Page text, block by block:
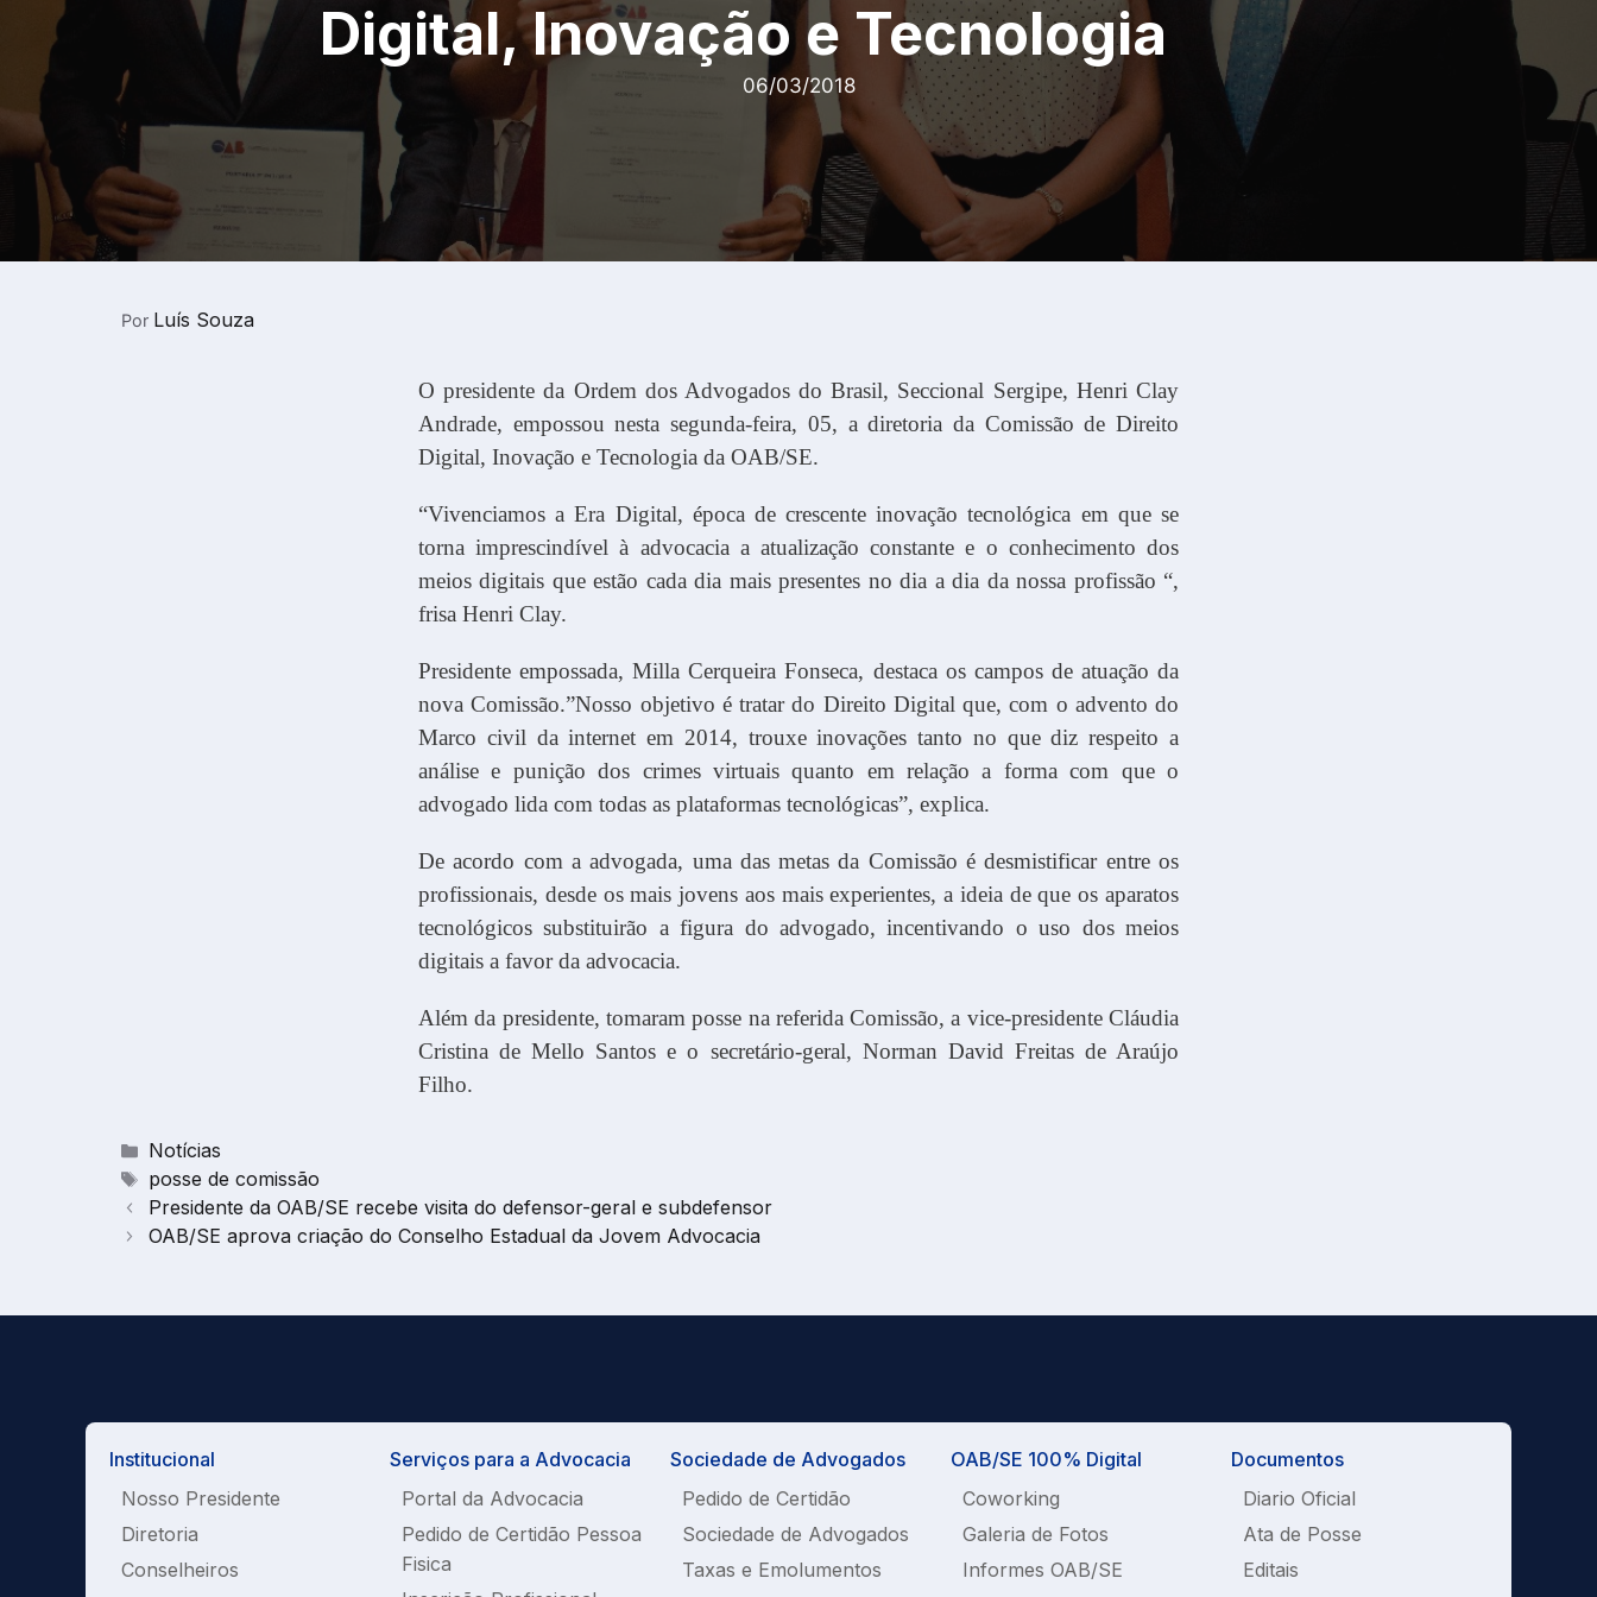
Digital, Inovação e Tecnologia
06/03/2018
Por Luís Souza
O presidente da Ordem dos Advogados do Brasil, Seccional Sergipe, Henri Clay
Andrade, empossou nesta segunda-feira, 05, a diretoria da Comissão de Direito
Digital, Inovação e Tecnologia da OAB/SE.
“Vivenciamos a Era Digital, época de crescente inovação tecnológica em que se
torna imprescindível à advocacia a atualização constante e o conhecimento dos
meios digitais que estão cada dia mais presentes no dia a dia da nossa profissão “,
frisa Henri Clay.
Presidente empossada, Milla Cerqueira Fonseca, destaca os campos de atuação da
nova Comissão.”Nosso objetivo é tratar do Direito Digital que, com o advento do
Marco civil da internet em 2014, trouxe inovações tanto no que diz respeito a
análise e punição dos crimes virtuais quanto em relação a forma com que o
advogado lida com todas as plataformas tecnológicas”, explica.
De acordo com a advogada, uma das metas da Comissão é desmistificar entre os
profissionais, desde os mais jovens aos mais experientes, a ideia de que os aparatos
tecnológicos substituirão a figura do advogado, incentivando o uso dos meios
digitais a favor da advocacia.
Além da presidente, tomaram posse na referida Comissão, a vice-presidente Cláudia
Cristina de Mello Santos e o secretário-geral, Norman David Freitas de Araújo
Filho.
Categorias
Notícias
Tags
posse de comissão
Presidente da OAB/SE recebe visita do defensor-geral e subdefensor
OAB/SE aprova criação do Conselho Estadual da Jovem Advocacia
Institucional
Nosso Presidente
Diretoria
Conselheiros
Serviços para a Advocacia
Portal da Advocacia
Pedido de Certidão Pessoa
Fisica
Sociedade de Advogados
Pedido de Certidão
Sociedade de Advogados
Taxas e Emolumentos
OAB/SE 100% Digital
Coworking
Galeria de Fotos
Informes OAB/SE
Documentos
Diario Oficial
Ata de Posse
Editais